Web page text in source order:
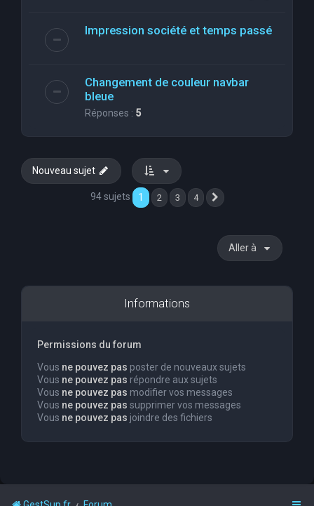
Impression société et temps passé
Changement de couleur navbar
bleue
Réponses : 5
Nouveau sujet
94 sujets 1 2 3 4
Aller à
Informations
Permissions du forum
Vous ne pouvez pas poster de nouveaux sujets
Vous ne pouvez pas répondre aux sujets
Vous ne pouvez pas modifier vos messages
Vous ne pouvez pas supprimer vos messages
Vous ne pouvez pas joindre des fichiers